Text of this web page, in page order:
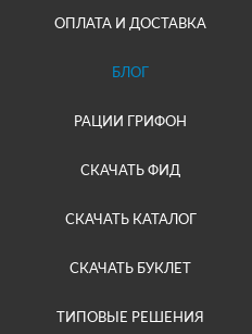
ОПЛАТА И ДОСТАВКА
БЛОГ
РАЦИИ ГРИФОН
СКАЧАТЬ ФИД
СКАЧАТЬ КАТАЛОГ
СКАЧАТЬ БУКЛЕТ
ТИПОВЫЕ РЕШЕНИЯ